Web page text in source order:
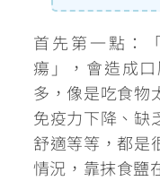
首先第一點：
瘍」，會造成
多，像是吃食物
免疫力下降、缺
舒適等等，都是
情況，靠抹食鹽